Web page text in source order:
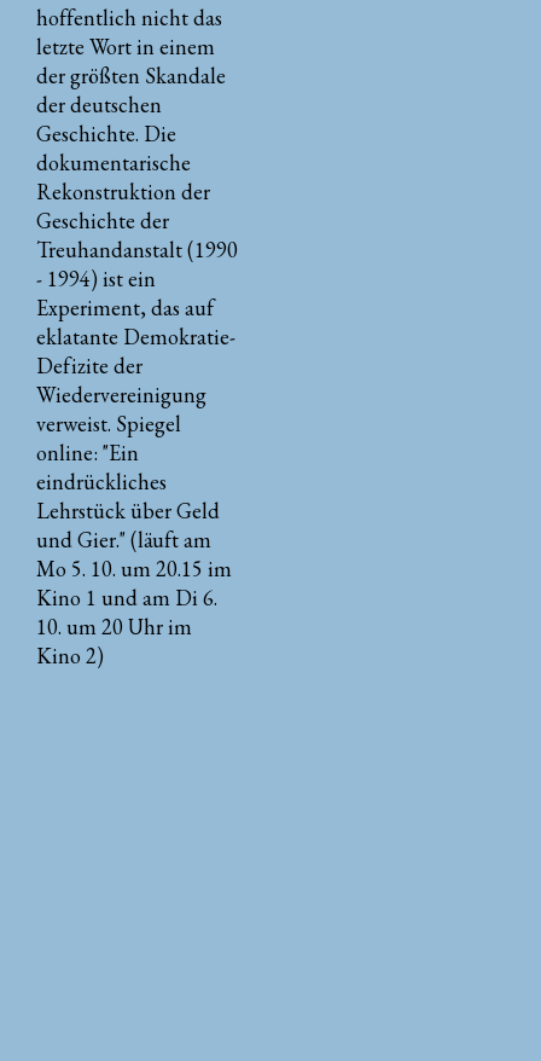
hoffentlich nicht das
letzte Wort in einem
der größten Skandale
der deutschen
Geschichte. Die
dokumentarische
Rekonstruktion der
Geschichte der
Treuhandanstalt (1990
- 1994) ist ein
Experiment, das auf
eklatante Demokratie-
Defizite der
Wiedervereinigung
verweist. Spiegel
online: "Ein
eindrückliches
Lehrstück über Geld
und Gier." (läuft am
Mo 5. 10. um 20.15 im
Kino 1 und am Di 6.
10. um 20 Uhr im
Kino 2)